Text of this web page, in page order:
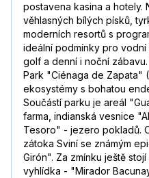
postavena kasina a hotely.
věhlasných bílých písků,
moderních resortů s
ideální podmínky pro vodní
golf a denní i noční
Park "Ciénaga de Zapata"
ekosystémy s bohatou
Součástí parku je areál
farma, indianská vesnice
Tesoro" - jezero pokladů.
zátoka Sviní se známým
Girón". Za zmínku ještě
vyhlídka - "Mirador